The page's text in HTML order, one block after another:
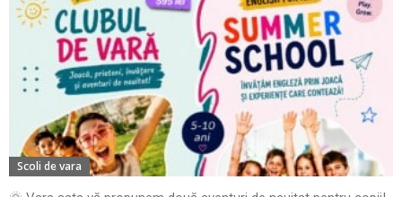
Scoli de vara